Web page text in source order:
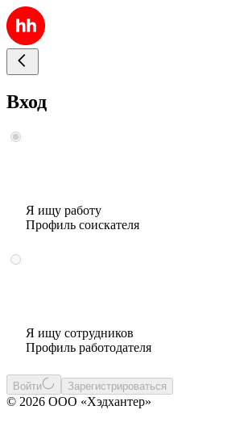
Вход
Я ищу работу
Профиль соискателя
Я ищу сотрудников
Профиль работодателя
Войти Зарегистрироваться
© 2026 ООО «Хэдхантер»